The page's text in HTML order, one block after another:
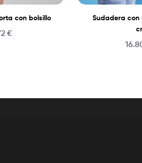
con bolsillo
€
Sudadera